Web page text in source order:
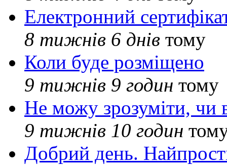
Електронний
8 тижнів 6 днів тому
Коли буде розміщено
9 тижнів 9 годин тому
Не можу зрозуміти, чи
9 тижнів 10 годин
Добрий день.